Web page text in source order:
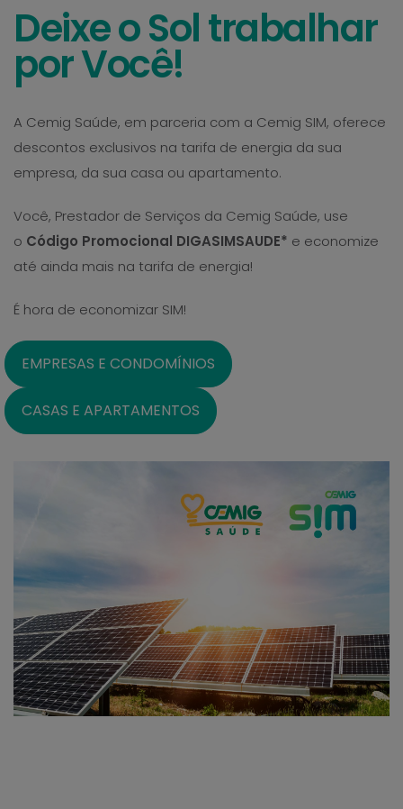
Deixe o Sol trabalhar
por Você!
A Cemig Saúde, em parceria com a Cemig SIM, oferece
descontos exclusivos na tarifa de energia da sua
empresa, da sua casa ou apartamento.
Você, Prestador de Serviços da Cemig Saúde, use
o Código Promocional DIGASIMSAUDE* e economize
até ainda mais na tarifa de energia!
É hora de economizar SIM!
EMPRESAS E CONDOMÍNIOS
CASAS E APARTAMENTOS